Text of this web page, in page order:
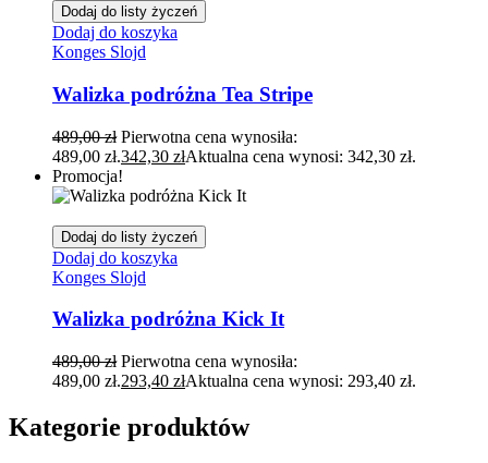
Dodaj do listy życzeń
Dodaj do koszyka
Konges Slojd
Walizka podróżna Tea Stripe
489,00zł Pierwotna cena wynosiła:
489,00 zł.342,30 złAktualna cena wynosi: 342,30 zł.
Promocja!
Dodaj do listy życzeń
Dodaj do koszyka
Konges Slojd
Walizka podróżna Kick It
489,00zł Pierwotna cena wynosiła:
489,00 zł.293,40 złAktualna cena wynosi: 293,40 zł.
Kategorie produktów